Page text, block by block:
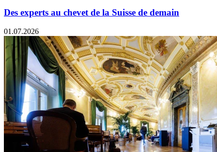
Des experts au chevet de la Suisse de demain
01.07.2026